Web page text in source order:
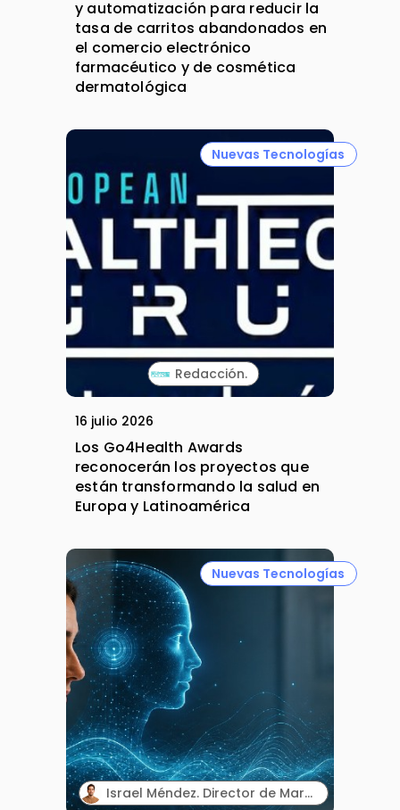
y automatización para reducir la
tasa de carritos abandonados en
el comercio electrónico
farmacéutico y de cosmética
dermatológica
Nuevas Tecnologías
Redacción.
16 julio 2026
Los Go4Health Awards
reconocerán los proyectos que
están transformando la salud en
Europa y Latinoamérica
Nuevas Tecnologías
Israel Méndez. Director de Marketing Integrado. Plaud España.